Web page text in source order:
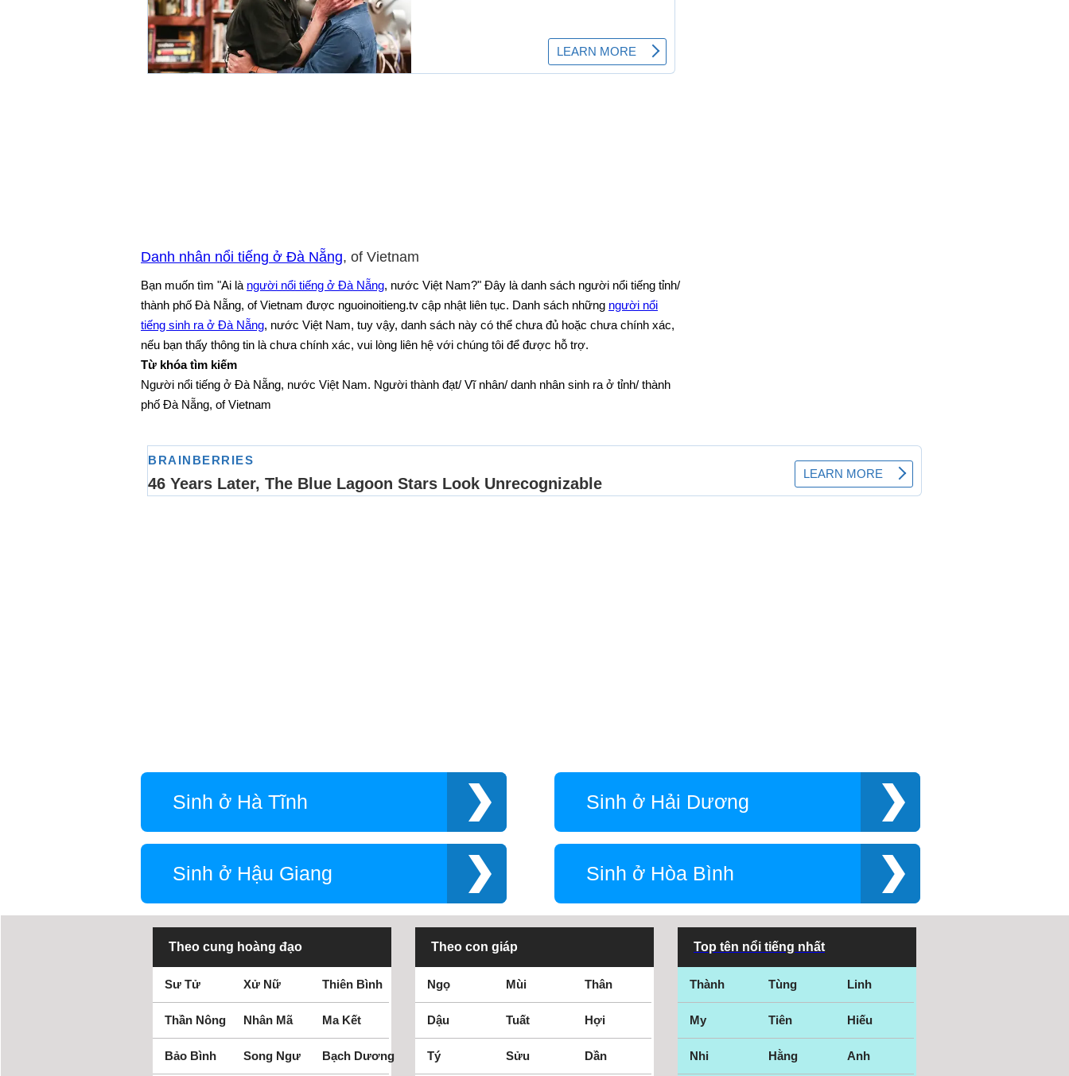
Danh nhân nổi tiếng ở Đà Nẵng, of Vietnam
Bạn muốn tìm "Ai là người nổi tiếng ở Đà Nẵng, nước Việt Nam?" Đây là danh sách người nổi tiếng tỉnh/
thành phố Đà Nẵng, of Vietnam được nguoinoitieng.tv cập nhật liên tục. Danh sách những người nổi
tiếng sinh ra ở Đà Nẵng, nước Việt Nam, tuy vậy, danh sách này có thể chưa đủ hoặc chưa chính xác,
nếu bạn thấy thông tin là chưa chính xác, vui lòng liên hệ với chúng tôi để được hỗ trợ.
Từ khóa tìm kiếm
Người nổi tiếng ở Đà Nẵng, nước Việt Nam. Người thành đạt/ Vĩ nhân/ danh nhân sinh ra ở tỉnh/ thành
phố Đà Nẵng, of Vietnam
Sinh ở Hà Tĩnh Sinh ở Hải Dương
Sinh ở Hậu Giang Sinh ở Hòa Bình
Theo cung hoàng đạo
Sư Tử Xử Nữ Thiên Bình
Thần Nông Nhân Mã Ma Kết
Bảo Bình Song Ngư Bạch Dương
Theo con giáp
Ngọ Mùi Thân
Dậu Tuất Hợi
Tý Sửu Dần
Top tên nổi tiếng nhất
Thành Tùng Linh
My Tiên Hiếu
Nhi Hằng Anh